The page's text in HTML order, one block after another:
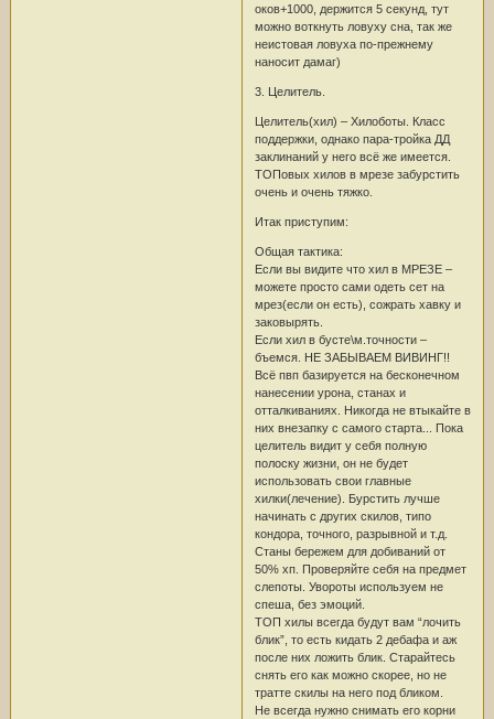
оков+1000, держится 5 секунд, тут
можно воткнуть ловуху сна, так же
неистовая ловуха по-прежнему
наносит дамаг)
3. Целитель.
Целитель(хил) – Хилоботы. Класс
поддержки, однако пара-тройка ДД
заклинаний у него всё же имеется.
ТОПовых хилов в мрезе забурстить
очень и очень тяжко.
Итак приступим:
Общая тактика:
Если вы видите что хил в МРЕЗЕ –
можете просто сами одеть сет на
мрез(если он есть), сожрать хавку и
заковырять.
Если хил в бусте\м.точности –
бъемся. НЕ ЗАБЫВАЕМ ВИВИНГ!!
Всё пвп базируется на бесконечном
нанесении урона, станах и
отталкиваниях. Никогда не втыкайте в
них внезапку с самого старта... Пока
целитель видит у себя полную
полоску жизни, он не будет
использовать свои главные
хилки(лечение). Бурстить лучше
начинать с других скилов, типо
кондора, точного, разрывной и т.д.
Станы бережем для добиваний от
50% хп. Проверяйте себя на предмет
слепоты. Увороты используем не
спеша, без эмоций.
ТОП хилы всегда будут вам “лочить
блик”, то есть кидать 2 дебафа и аж
после них ложить блик. Старайтесь
снять его как можно скорее, но не
тратте скилы на него под бликом.
Не всегда нужно снимать его корни